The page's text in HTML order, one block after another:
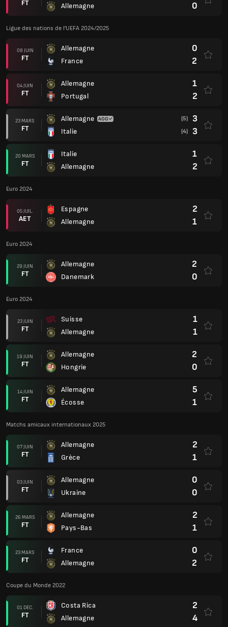
FT
Allemagne
0
Ligue des nations de l'UEFA 2024/2025
08 JUIN
FT
Allemagne
France
0
2
04 JUIN
FT
Allemagne
Portugal
1
2
23 MARS
FT
Allemagne
Italie
(5) 3
(4) 3
20 MARS
FT
Italie
Allemagne
1
2
Euro 2024
05 JUIL.
AET
Espagne
Allemagne
2
1
Euro 2024
29 JUIN
FT
Allemagne
Danemark
2
0
Euro 2024
23 JUIN
FT
Suisse
Allemagne
1
1
19 JUIN
FT
Allemagne
Hongrie
2
0
14 JUIN
FT
Allemagne
Écosse
5
1
Matchs amicaux internationaux 2025
07 JUIN
FT
Allemagne
Grèce
2
1
03 JUIN
FT
Allemagne
Ukraine
0
0
26 MARS
FT
Allemagne
Pays-Bas
2
1
23 MARS
FT
France
Allemagne
0
2
Coupe du Monde 2022
01 DÉC.
FT
Costa Rica
Allemagne
2
4